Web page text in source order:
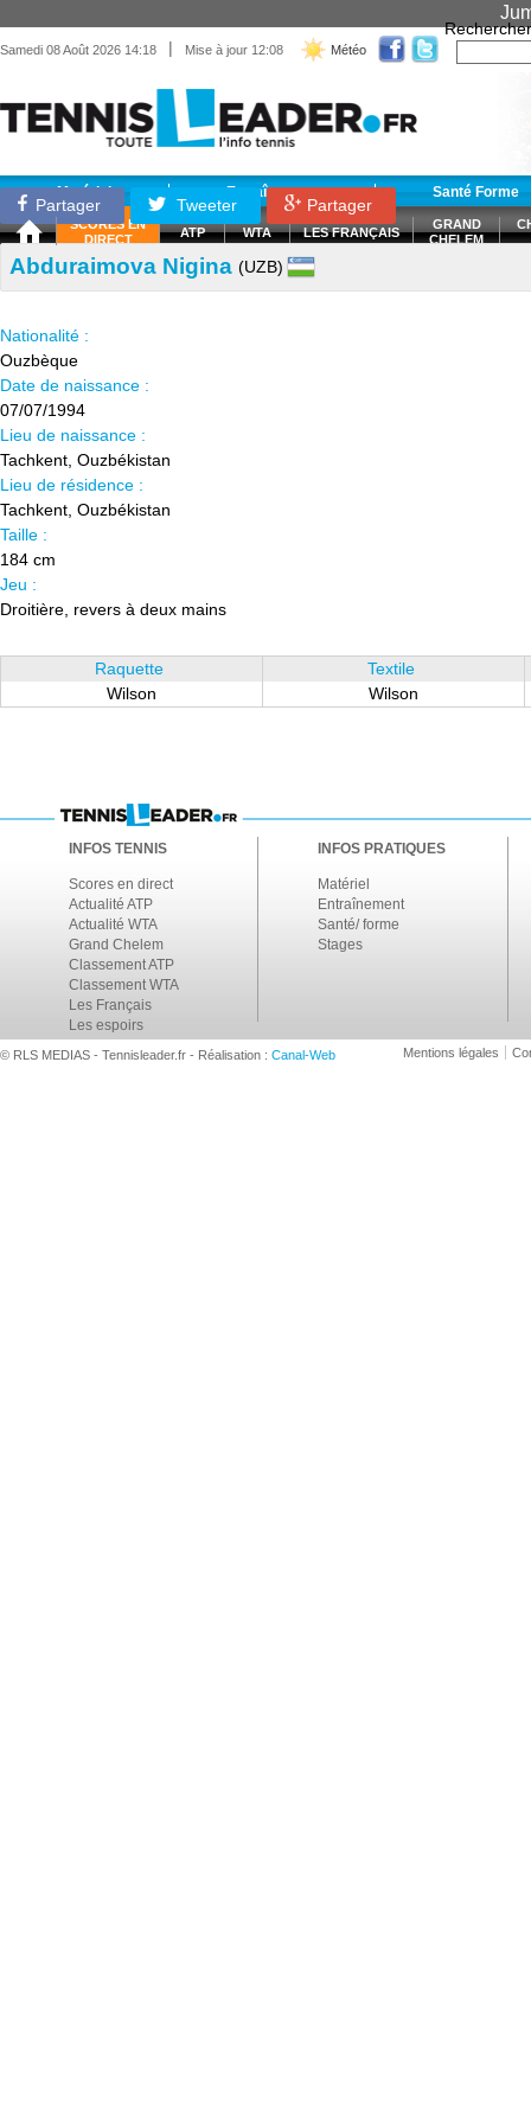
Samedi 08 Août 2026 14:18 | Mise à jour 12:08 Météo
Rechercher
Matériel Entraînement Santé Forme
SCORES EN
DIRECT
ATP WTA LES FRANÇAIS
GRAND
CHELEM
Partager Tweeter Partager
Abduraimova Nigina (UZB)
Nationalité :
Ouzbèque
Date de naissance :
07/07/1994
Lieu de naissance :
Tachkent, Ouzbékistan
Lieu de résidence :
Tachkent, Ouzbékistan
Taille :
184 cm
Jeu :
Droitière, revers à deux mains
Raquette
Wilson
Textile
Wilson
INFOS TENNIS
Scores en direct
Actualité ATP
Actualité WTA
Grand Chelem
Classement ATP
Classement WTA
Les Français
Les espoirs
INFOS PRATIQUES
Matériel
Entraînement
Santé/ forme
Stages
© RLS MEDIAS - Tennisleader.fr - Réalisation : Canal-Web Mentions légales